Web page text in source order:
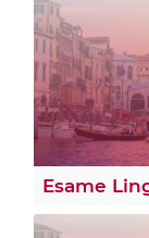
Esame